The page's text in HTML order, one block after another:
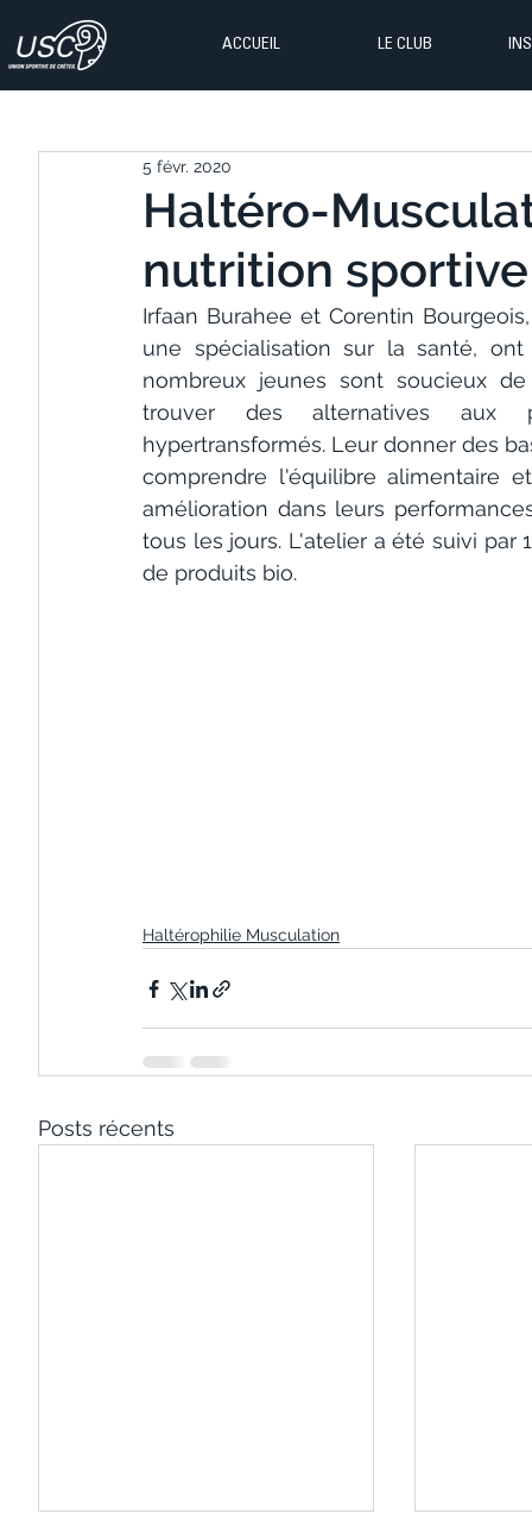
ACCUEIL LE CLUB
Haltéro-
nutrition
5 févr. 2020
Irfaan Burahee et Corentin
une spécialisation sur la santé,
nombreux jeunes sont soucieux
trouver des alternatives aux
hypertransformés. Leur donner des
comprendre l'équilibre alimentaire
amélioration dans leurs
tous les jours. L'atelier a été suivi
de produits bio.
Haltérophilie Musculation
Posts récents